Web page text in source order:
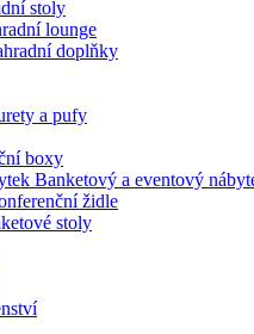
stoly
lounge
doplňky
a pufy
boxy
Banketový a eventový
židle
stoly